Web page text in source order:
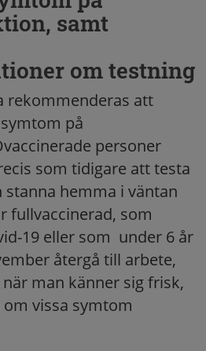
samt
om testning
rekommenderas att
på
personer
som tidigare att testa
stanna hemma i väntan
fullvaccinerad, som
19 eller som under 6 år
återgå till arbete,
man känner sig frisk,
vissa symtom